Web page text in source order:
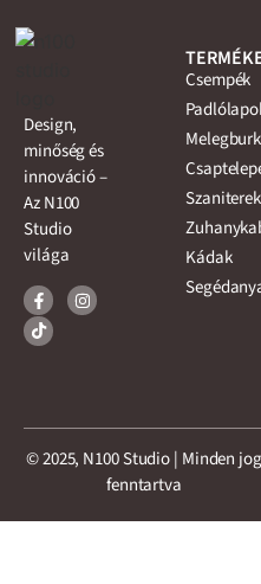
Design,
minőség és
innováció –
Az N100
Studio
világa
Csempék
Szaniterek
Kádak
© 2025, N100 Studio | Minden jog
fenntartva